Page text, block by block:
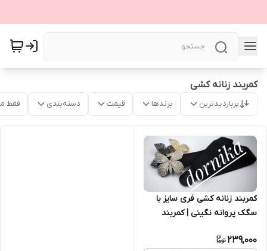
کمربند زنانه کشی
پربازدیدترین برندها قیمت دسته‌بندی فقط
کمربند زنانه کشی فری سایز با
سگک پروانه نگینی | کمربند
239,000